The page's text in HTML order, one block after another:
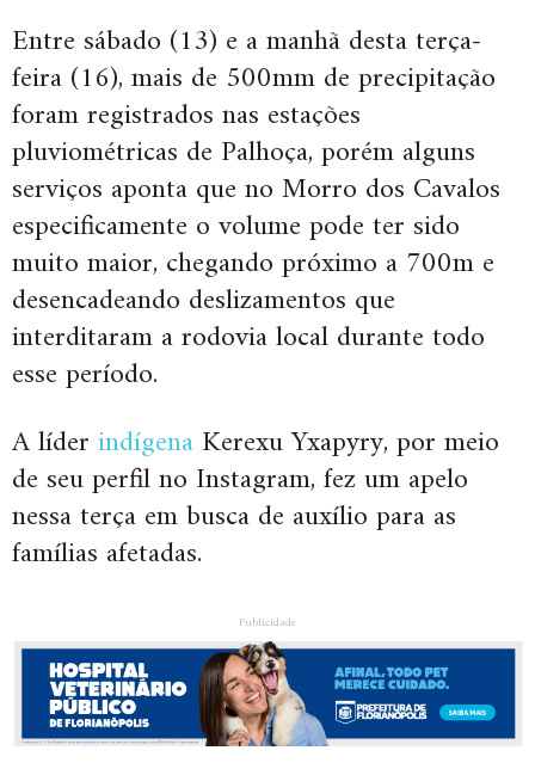
Entre sábado (13) e a manhã desta terça-
feira (16), mais de 500mm de precipitação
foram registrados nas estações
pluviométricas de Palhoça, porém alguns
serviços aponta que no Morro dos Cavalos
especificamente o volume pode ter sido
muito maior, chegando próximo a 700m e
desencadeando deslizamentos que
interditaram a rodovia local durante todo
esse período.
A líderindígenaKerexu Yxapyry, por meio
de seu perfil no Instagram, fez um apelo
nessa terça em busca de auxílio para as
famílias afetadas.
Publicidade